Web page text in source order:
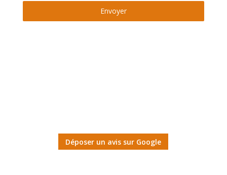
Envoyer
Déposer un avis sur Google